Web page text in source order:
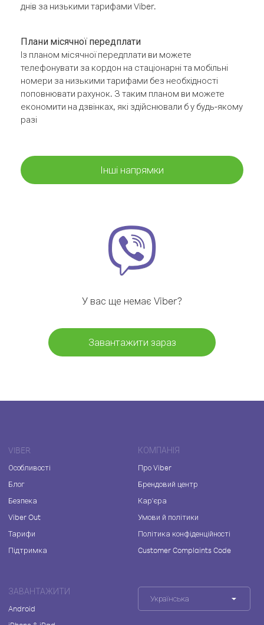
днів за низькими тарифами Viber.
Плани місячної передплати
Із планом місячної передплати ви можете
телефонувати за кордон на стаціонарні та мобільні
номери за низькими тарифами без необхідності
поповнювати рахунок. З таким планом ви можете
економити на дзвінках, які здійснювали б у будь-якому
разі
Інші напрямки
У вас ще немає Viber?
Завантажити зараз
VIBER
Особливості
Блог
Безпека
Viber Out
Тарифи
Підтримка
КОМПАНІЯ
Про Viber
Брендовий центр
Кар'єра
Умови й політики
Політика конфіденційності
Customer Complaints Code
ЗАВАНТАЖИТИ
Android
Українська